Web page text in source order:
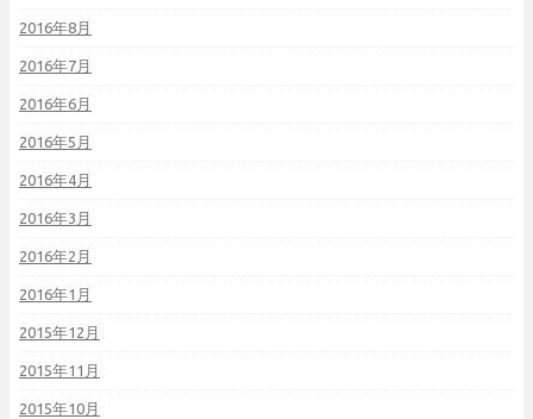
2016年8月
2016年7月
2016年6月
2016年5月
2016年4月
2016年3月
2016年2月
2016年1月
2015年12月
2015年11月
2015年10月